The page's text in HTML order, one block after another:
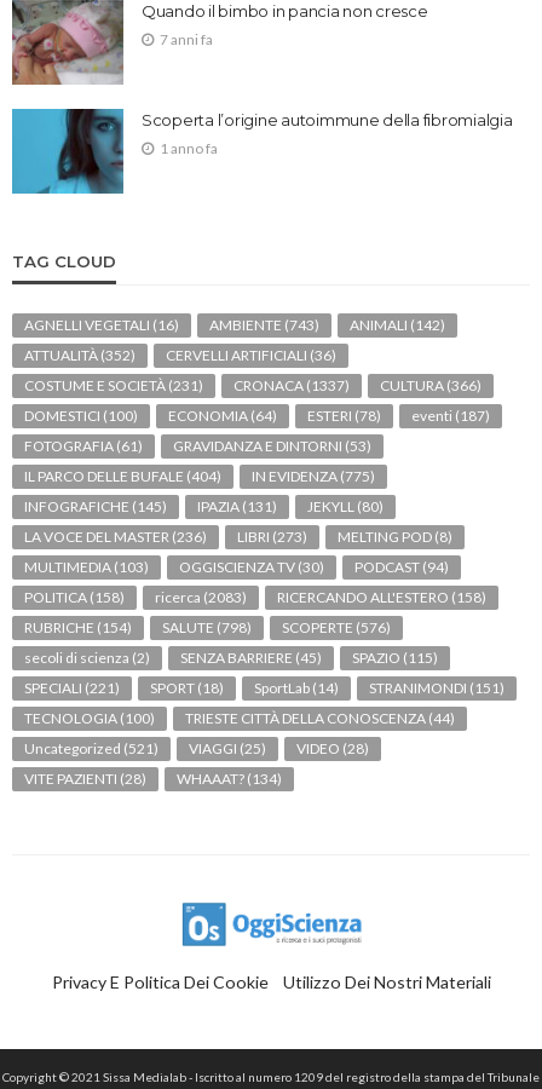
Quando il bimbo in pancia non cresce
7 anni fa
Scoperta l’origine autoimmune della fibromialgia
1 anno fa
TAG CLOUD
AGNELLI VEGETALI (16) AMBIENTE (743) ANIMALI (142)
ATTUALITÀ (352) CERVELLI ARTIFICIALI (36)
COSTUME E SOCIETÀ (231) CRONACA (1337) CULTURA (366)
DOMESTICI (100) ECONOMIA (64) ESTERI (78) eventi (187)
FOTOGRAFIA (61) GRAVIDANZA E DINTORNI (53)
IL PARCO DELLE BUFALE (404) IN EVIDENZA (775)
INFOGRAFICHE (145) IPAZIA (131) JEKYLL (80)
LA VOCE DEL MASTER (236) LIBRI (273) MELTING POD (8)
MULTIMEDIA (103) OGGISCIENZA TV (30) PODCAST (94)
POLITICA (158) ricerca (2083) RICERCANDO ALL'ESTERO (158)
RUBRICHE (154) SALUTE (798) SCOPERTE (576)
secoli di scienza (2) SENZA BARRIERE (45) SPAZIO (115)
SPECIALI (221) SPORT (18) SportLab (14) STRANIMONDI (151)
TECNOLOGIA (100) TRIESTE CITTÀ DELLA CONOSCENZA (44)
Uncategorized (521) VIAGGI (25) VIDEO (28)
VITE PAZIENTI (28) WHAAAT? (134)
Privacy E Politica Dei Cookie Utilizzo Dei Nostri Materiali
Copyright © 2021 Sissa Medialab - Iscritto al numero 1209 del registro della stampa del Tribunale